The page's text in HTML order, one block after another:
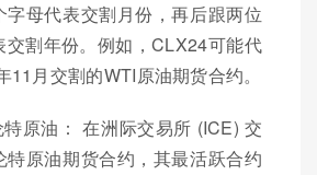
字母代表交割月份，再后跟两位
交割年份。例如，CLX24可能代
11月交割的WTI原油期货合约。
原油： 在洲际交易所 (ICE) 交
特原油期货合约，其最活跃合约